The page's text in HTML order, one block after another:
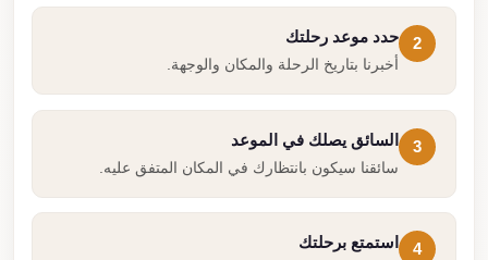
2
حدد موعد رحلتك
أخبرنا بتاريخ الرحلة والمكان والوجهة.
3
السائق يصلك في الموعد
سائقنا سيكون بانتظارك في المكان المتفق عليه.
4
استمتع برحلتك